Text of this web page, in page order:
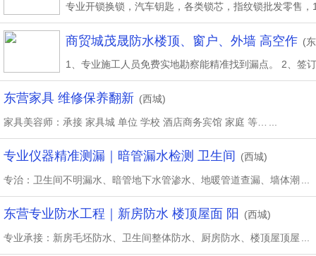
商贸城茂晟防水楼顶、窗户、外墙 高空作 (
东营家具 维修保养翻新 (西城)
家具美容师：承接 家具城 单位 学校 酒店商务宾馆 家庭 等…
专业仪器精准测漏｜暗管漏水检测 卫生间 (西城)
专治：卫生间不明漏水、暗管地下水管渗水、地暖管道查漏、墙体潮
东营专业防水工程｜新房防水 楼顶屋面 阳 (西城)
专业承接：新房毛坯防水、卫生间整体防水、厨房防水、楼顶屋顶屋